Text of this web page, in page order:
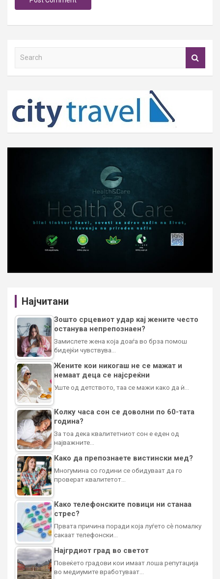
h
Најчитани
Зошто срцевиот удар кај жените често
останува непрепознаен?
Замислете жена која доаѓа во брза помош
бидејќи чувствува…
Жените кои никогаш не се мажат и
немаат деца се најсреќни
Уште од детството, таа се мажи како да ѝ…
Колку часа сон се доволни по 60-тата
година?
За тоа дека квалитетниот сон е еден од
најважните…
Како да препознаете вистински мед?
Многумина со години се обидуваат да го
проверат квалитетот…
Како телефонските повици ни станаа
стрес?
Првата причина поради која луѓето сè помалку
сакаат телефонски…
Најгрдиот град во светот
Повеќето градови кои имаат лоша репутација
во медиумите вработуваат…